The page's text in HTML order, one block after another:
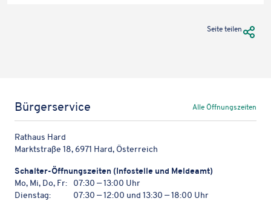
Seite teilen URL
Bürgerservice Alle Öffnungszeiten
Rathaus Hard
Marktstraße 18, 6971 Hard, Österreich
Schal­ter-Öffnungs­zei­ten (Info­stelle und Meldeamt)
Mo, Mi, Do, Fr:
07:30 — 13:00 Uhr
Dienstag:
07:30 — 12:00 und 13:30 — 18:00 Uhr